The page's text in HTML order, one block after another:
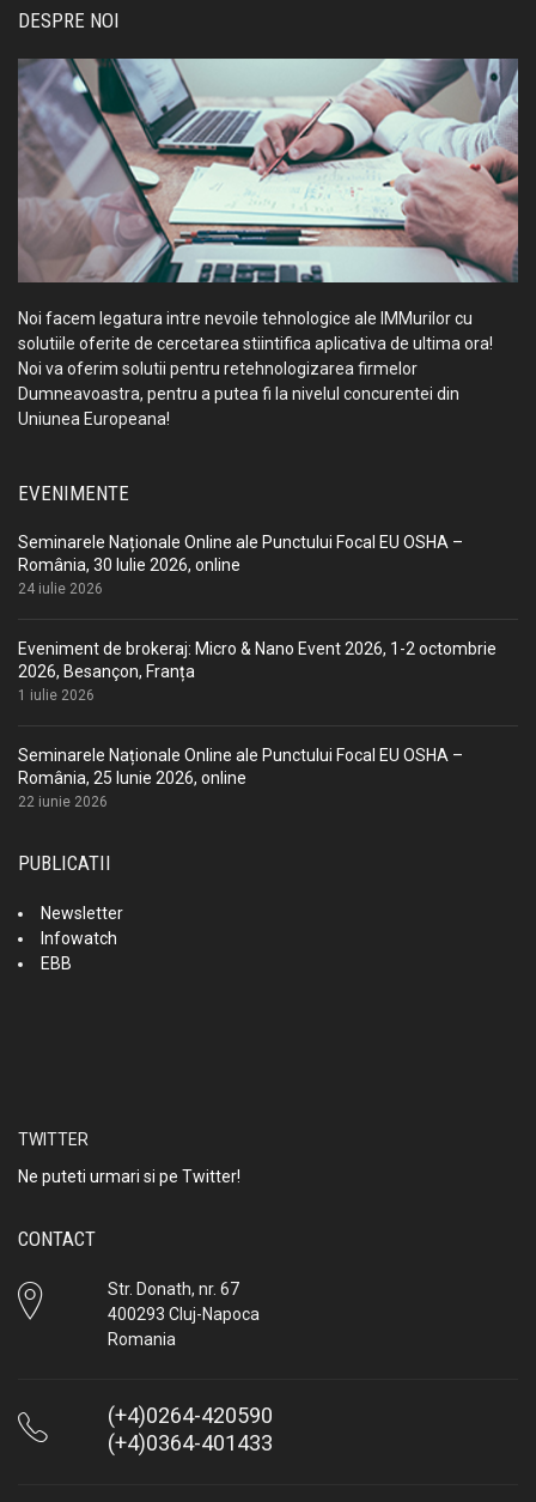
DESPRE NOI
Noi facem legatura intre nevoile tehnologice ale IMMurilor cu
solutiile oferite de cercetarea stiintifica aplicativa de ultima ora!
Noi va oferim solutii pentru retehnologizarea firmelor
Dumneavoastra, pentru a putea fi la nivelul concurentei din
Uniunea Europeana!
EVENIMENTE
Seminarele Naționale Online ale Punctului Focal EU OSHA –
România, 30 Iulie 2026, online
24 iulie 2026
Eveniment de brokeraj: Micro & Nano Event 2026, 1-2 octombrie
2026, Besançon, Franța
1 iulie 2026
Seminarele Naționale Online ale Punctului Focal EU OSHA –
România, 25 Iunie 2026, online
22 iunie 2026
PUBLICATII
Newsletter
Infowatch
EBB
TWITTER
Ne puteti urmari si pe Twitter!
CONTACT
Str. Donath, nr. 67
400293 Cluj-Napoca
Romania
(+4)0264-420590
(+4)0364-401433